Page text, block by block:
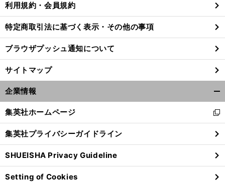
前
へ
利用規約・会員規約
特定商取引法に基づく表示・その他の事項
ブラウザプッシュ通知について
サイトマップ
企業情報
閉
る
集英社ホームページ
新
し
い
ウ
ィ
ン
ド
集英社プライバシーガイドライン
SHUEISHA Privacy Guideline
Setting of Cookies